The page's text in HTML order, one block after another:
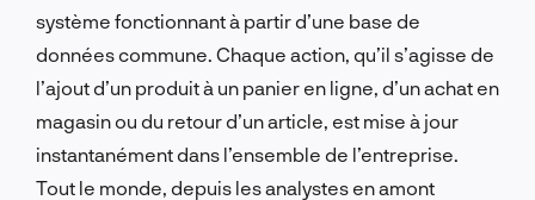
système fonctionnant à partir d’une base de
données commune. Chaque action, qu’il s’agisse de
l’ajout d’un produit à un panier en ligne, d’un achat en
magasin ou du retour d’un article, est mise à jour
instantanément dans l’ensemble de l’entreprise.
Tout le monde, depuis les analystes en amont